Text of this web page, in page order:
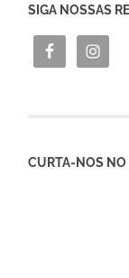
SIGA NOSSAS
CURTA-NOS NO